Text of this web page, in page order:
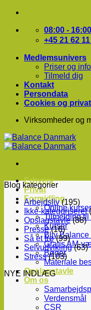
Fortsæt
indhold
08:00 - 16:00
+45 21 62
Medlemsunivers
Priser og info
Tilmeld dig
Kontakt
Persondata
Cookies og
Virksomheder og
Erhverv
Privat
Formidling
Online kurser
Tilmelding
Kurser
Bliv Balance
Gratis AM-
Bøger
Materiale
Opslagstavle
Om os
Verdensmål
CSR
Blog kategorier
Arbejdsliv(195)
Ikke-kategoriseret
Opslagstavle(88)
Presse(16)
Så et frø(99)
Selvudvikling(63)
Stress(103)
NYE INDLÆG